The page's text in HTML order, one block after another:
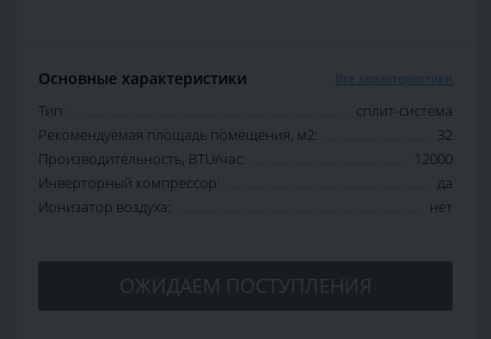
Основные характеристики Все характеристики
Тип:
сплит-система
Рекомендуемая площадь помещения, м2:
32
Производительность, BTU/час:
12000
Инверторный компрессор:
да
Ионизатор воздуха:
нет
ОЖИДАЕМ ПОСТУПЛЕНИЯ